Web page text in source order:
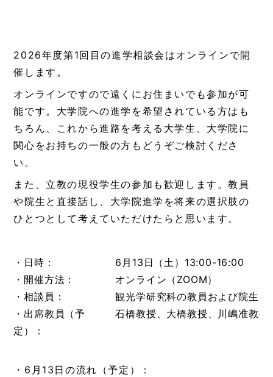
2026年度第1回目の進学相談会はオンラインで開
催します。
オンラインですので遠くにお住まいでも参加が可
能です。大学院への進学を希望されている方はも
ちろん、これから進路を考える大学生、大学院に
関心をお持ちの一般の方もどうぞご検討くださ
い。
また、立教の現役学生の参加も歓迎します。教員
や院生と直接話し、大学院進学を将来の選択肢の
ひとつとして考えていただけたらと思います。
・日時：
6月13日（土）13:00-16:00
・開催方法：
オンライン（ZOOM）
・相談員：
観光学研究科の教員および院生
・出席教員（予
定）：
石橋教授、大橋教授、川嶋准教
・6月13日の流れ（予定）：